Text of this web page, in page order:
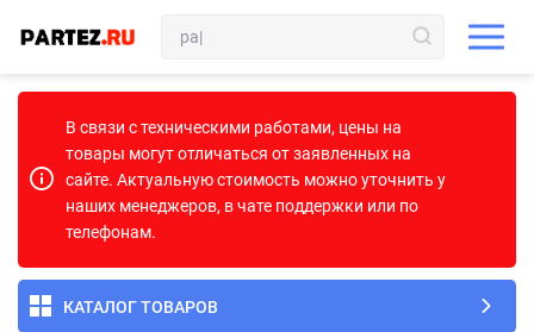
В связи с техническими работами, цены на
товары могут отличаться от заявленных на
сайте. Актуальную стоимость можно уточнить у
наших менеджеров, в чате поддержки или по
телефонам.
КАТАЛОГ ТОВАРОВ